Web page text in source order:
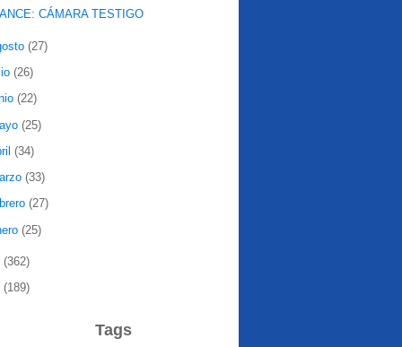
CÁMARA TESTIGO
(27)
(26)
(22)
(25)
(34)
(33)
(27)
(25)
(362)
(189)
Tags